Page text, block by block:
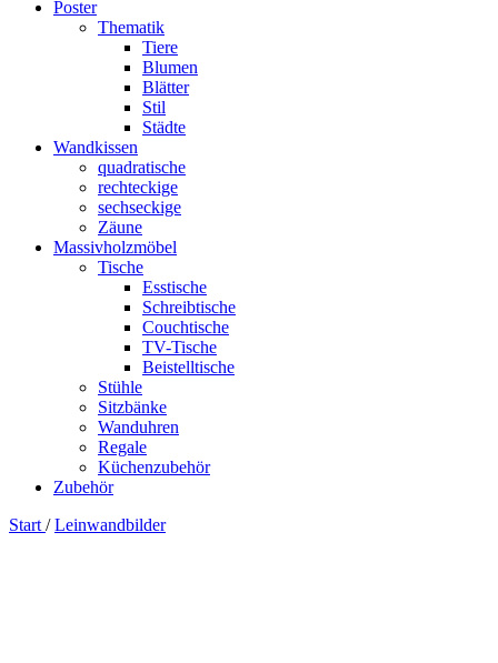
Poster
Thematik
Tiere
Blumen
Blätter
Stil
Städte
Wandkissen
quadratische
rechteckige
sechseckige
Zäune
Massivholzmöbel
Tische
Esstische
Schreibtische
Couchtische
TV-Tische
Beistelltische
Stühle
Sitzbänke
Wanduhren
Regale
Küchenzubehör
Zubehör
Start / Leinwandbilder